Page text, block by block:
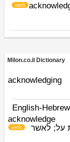
verb
Milon.co.il Dictionary
acknowledging
English-Hebrew
acknowledge
verb
על; לאשר